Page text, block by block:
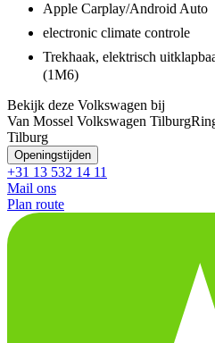
Apple Carplay/Android Auto
electronic climate controle
Trekhaak, elektrisch
(1M6)
Bekijk deze Volkswagen bij
Van Mossel Volkswagen Tilburg
Tilburg
Openingstijden
+31 13 532 14 11
Mail ons
Plan route